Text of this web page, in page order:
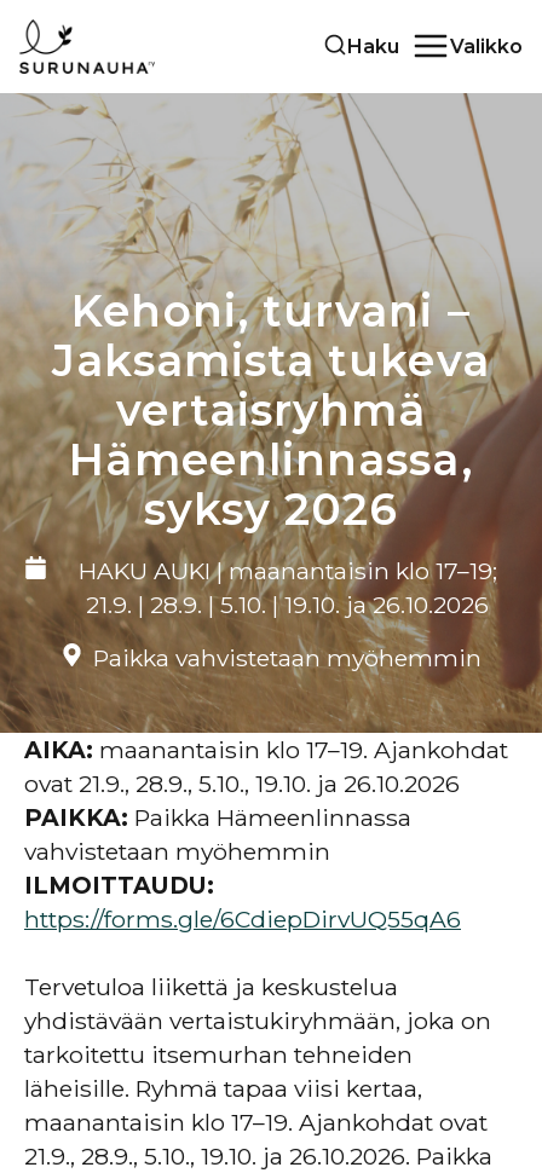
Siirry
sisältöön
Haku Valikko
Kehoni, turvani –
Jaksamista tukeva
vertaisryhmä
Hämeenlinnassa,
syksy 2026
HAKU AUKI | maanantaisin klo 17–19;
21.9. | 28.9. | 5.10. | 19.10. ja 26.10.2026
Paikka vahvistetaan myöhemmin
AIKA: maanantaisin klo 17–19. Ajankohdat
ovat 21.9., 28.9., 5.10., 19.10. ja 26.10.2026
PAIKKA: Paikka Hämeenlinnassa
vahvistetaan myöhemmin
ILMOITTAUDU:
https://forms.gle/6CdiepDirvUQ55qA6
Tervetuloa liikettä ja keskustelua
yhdistävään vertaistukiryhmään, joka on
tarkoitettu itsemurhan tehneiden
läheisille. Ryhmä tapaa viisi kertaa,
maanantaisin klo 17–19. Ajankohdat ovat
21.9., 28.9., 5.10., 19.10. ja 26.10.2026. Paikka